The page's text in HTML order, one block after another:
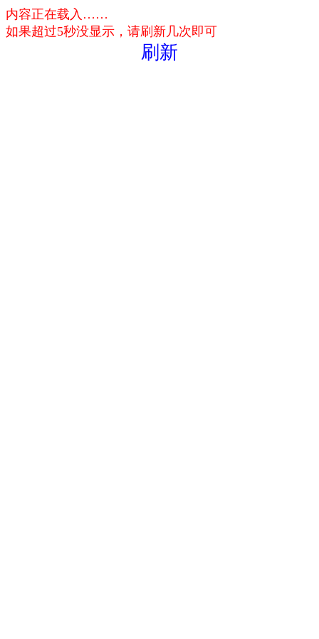
内容正在载入……
如果超过5秒没显示，请刷新几次即可
刷新